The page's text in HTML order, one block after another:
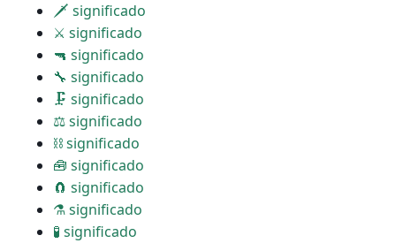
🗡 significado
⚔ significado
🔫 significado
🔧 significado
🗜 significado
⚖ significado
⛓ significado
🧰 significado
🧲 significado
⚗ significado
🧪 significado